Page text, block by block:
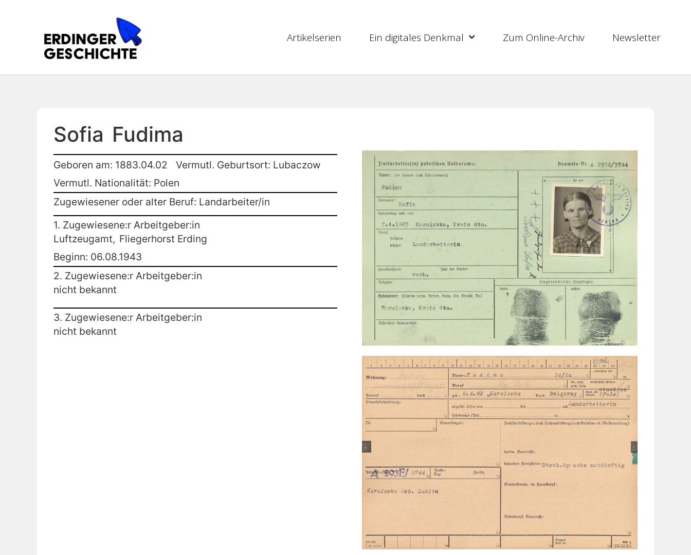
Artikelserien Ein digitales Denkmal Zum Online-Archiv Newsletter
Sofia Fudima
Geboren am: 1883.04.02
Vermutl. Geburtsort: Lubaczow
Vermutl. Nationalität: Polen
Zugewiesener oder alter Beruf: Landarbeiter/in
1. Zugewiesene:r Arbeitgeber:in
Luftzeugamt, Fliegerhorst Erding
Beginn: 06.08.1943
2. Zugewiesene:r Arbeitgeber:in
nicht bekannt
3. Zugewiesene:r Arbeitgeber:in
nicht bekannt